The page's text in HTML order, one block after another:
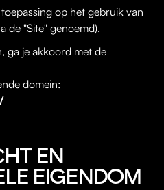
op het gebruik van
de "Site" genoemd).
ga je akkoord met de
domein:
EN
EIGENDOM